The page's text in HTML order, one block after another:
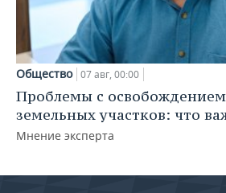
Общество 07 авг, 00:00
Проблемы с
земельных участков: что
Мнение эксперта